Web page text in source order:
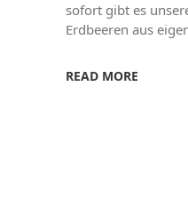
sofort gibt es
Erdbeeren aus
READ MORE